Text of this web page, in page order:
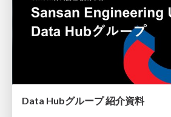
Data Hubグループ 紹介資料